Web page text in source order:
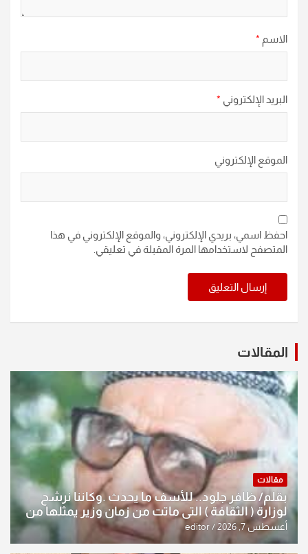
الاسم *
البريد الإلكتروني *
الموقع الإلكتروني
احفظ اسمي، بريدي الإلكتروني، والموقع الإلكتروني في هذا
المتصفح لاستخدامها المرة المقبلة في تعليقي.
المقالات
مقالات
بقلم/ ظافر جلود.. للأسف ما يحدث .وكاننا نرشح
لوزارة ( الثقافة ) التي ماتت من زمان وزير يمثلها من
النخبة والإرث العظيم للثقافة العراقية..
أغسطس 7, 2026 editor